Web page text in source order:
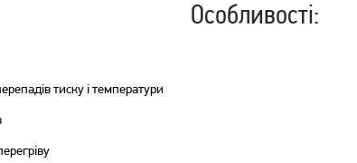
Особливості:
тиску і температури